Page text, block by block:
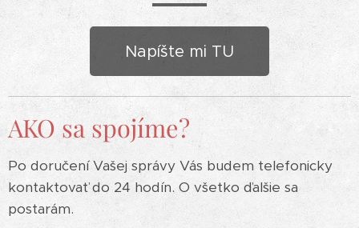
Napíšte mi TU
AKO sa spojíme?
Po doručení Vašej správy Vás budem telefonicky
kontaktovať do 24 hodín. O všetko ďalšie sa
postarám.